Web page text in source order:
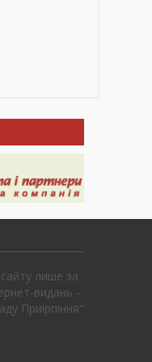
лише за
видань -
Приірпіння"